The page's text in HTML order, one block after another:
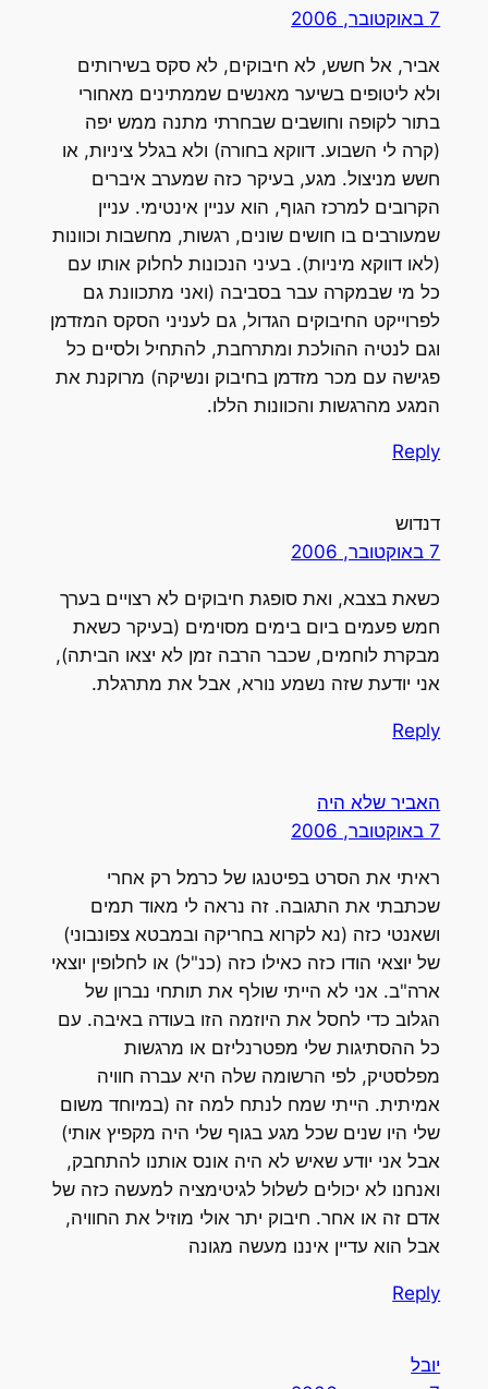
7 באוקטובר, 2006
אביר, אל חשש, לא חיבוקים, לא סקס בשירותים
ולא ליטופים בשיער מאנשים שממתינים מאחורי
בתור לקופה וחושבים שבחרתי מתנה ממש יפה
(קרה לי השבוע. דווקא בחורה) ולא בגלל ציניות, או
חשש מניצול. מגע, בעיקר כזה שמערב איברים
הקרובים למרכז הגוף, הוא עניין אינטימי. עניין
שמעורבים בו חושים שונים, רגשות, מחשבות וכוונות
(לאו דווקא מיניות). בעיני הנכונות לחלוק אותו עם
כל מי שבמקרה עבר בסביבה (ואני מתכוונת גם
לפרוייקט החיבוקים הגדול, גם לעניני הסקס המזדמן
וגם לנטיה ההולכת ומתרחבת, להתחיל ולסיים כל
פגישה עם מכר מזדמן בחיבוק ונשיקה) מרוקנת את
המגע מהרגשות והכוונות הללו.
Reply
דנדוש
7 באוקטובר, 2006
כשאת בצבא, ואת סופגת חיבוקים לא רצויים בערך
חמש פעמים ביום בימים מסוימים (בעיקר כשאת
מבקרת לוחמים, שכבר הרבה זמן לא יצאו הביתה),
אני יודעת שזה נשמע נורא, אבל את מתרגלת.
Reply
האביר שלא היה
7 באוקטובר, 2006
ראיתי את הסרט בפיטנגו של כרמל רק אחרי
שכתבתי את התגובה. זה נראה לי מאוד תמים
ושאנטי כזה (נא לקרוא בחריקה ובמבטא צפונבוני)
של יוצאי הודו כזה כאילו כזה (כנ"ל) או לחלופין יוצאי
ארה"ב. אני לא הייתי שולף את תותחי נברון של
הגלוב כדי לחסל את היוזמה הזו בעודה באיבה. עם
כל ההסתיגות שלי מפטרנליזם או מרגשות
מפלסטיק, לפי הרשומה שלה היא עברה חוויה
אמיתית. הייתי שמח לנתח למה זה (במיוחד משום
שלי היו שנים שכל מגע בגוף שלי היה מקפיץ אותי)
אבל אני יודע שאיש לא היה אונס אותנו להתחבק,
ואנחנו לא יכולים לשלול לגיטימציה למעשה כזה של
אדם זה או אחר. חיבוק יתר אולי מוזיל את החוויה,
אבל הוא עדיין איננו מעשה מגונה
Reply
יובל